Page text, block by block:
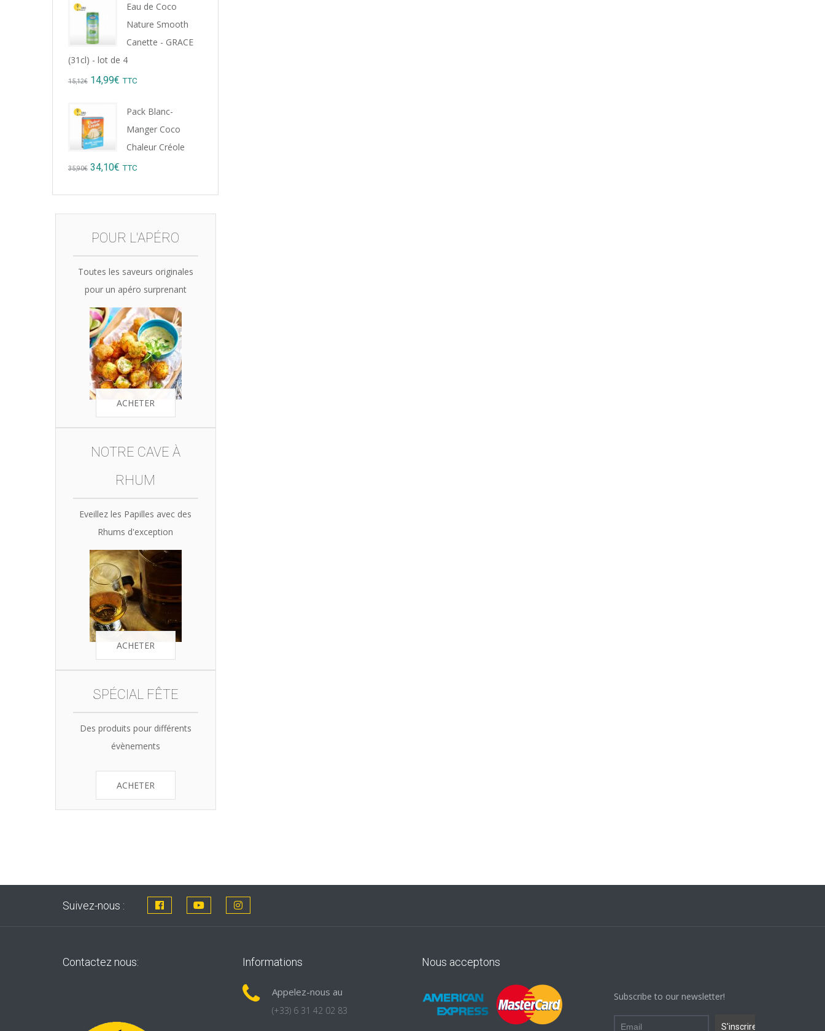
was:
15,12€.
Eau de Coco
Nature Smooth
Canette - GRACE
(31cl) - lot de 4
15,12€ Original
was:
15,12€.
14,99€ Current
TTC
Pack Blanc-
Manger Coco
Chaleur Créole
35,90€ Original
34,10€ Current
TTC
POUR L'APÉRO
Toutes les saveurs originales
pour un apéro surprenant
ACHETER
NOTRE CAVE À
RHUM
Eveillez les Papilles avec des
Rhums d'exception
ACHETER
SPÉCIAL FÊTE
Des produits pour différents
évènements
ACHETER
Suivez-nous :
Contactez nous: Informations
Appelez-nous au
(+33) 6 31 42 02 83
Nous acceptons
Subscribe to our newsletter!